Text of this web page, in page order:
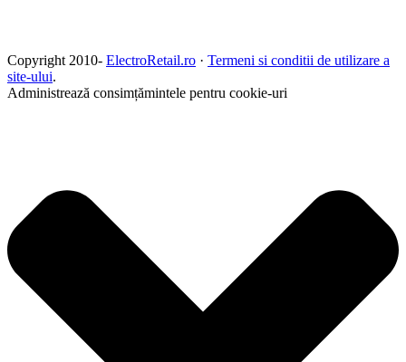
Copyright 2010- ElectroRetail.ro · Termeni si conditii de utilizare a
site-ului.
Administrează consimțămintele pentru cookie-uri